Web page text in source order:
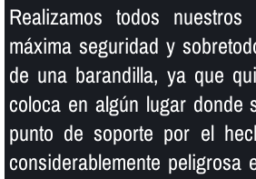
Realizamos todos
máxima seguridad y
de una barandilla, ya que
coloca en algún lugar donde
punto de soporte por el
considerablemente peligrosa